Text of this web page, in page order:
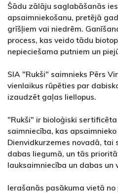
Šādu zālāju saglabāšanās
apsaimniekošanu, pretējā
grīšļiem vai niedrēm.
process, kas veido tādu
nepieciešama putniem un
SIA "Rukši" saimnieks Pērs
vienlaikus rūpēties par
izaudzēt gaļas liellopus.
"Rukši" ir bioloģiski
saimniecība, kas
Dienvidkurzemes novadā, tai
dabas liegumā, un tās
lauksaimniecība un dabas un
Ierašanās pasākuma vietā no